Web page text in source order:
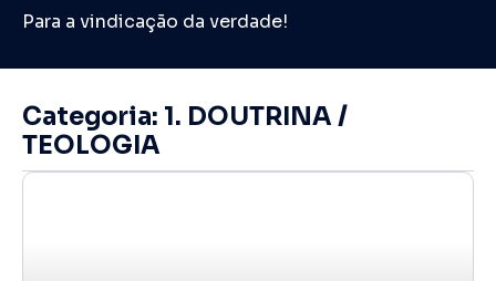
Para a vindicação da verdade!
Categoria: 1. DOUTRINA /
TEOLOGIA